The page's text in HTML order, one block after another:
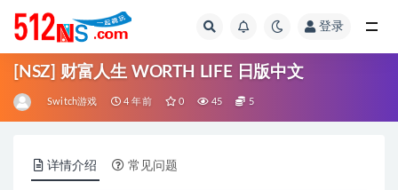
登录
[NSZ] 财富人生 WORTH LIFE 日版中文
Switch游戏 4 年前 0 45 5
详情介绍 常见问题